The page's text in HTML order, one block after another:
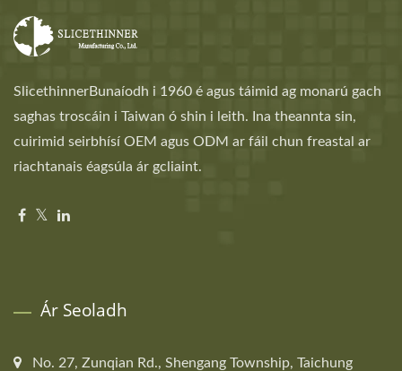
SlicethinnerBunaíodh i 1960 é agus táimid ag monarú gach
saghas troscáin i Taiwan ó shin i leith. Ina theannta sin,
cuirimid seirbhísí OEM agus ODM ar fáil chun freastal ar
riachtanais éagsúla ár gcliaint.
Ár Seoladh
No. 27, Zunqian Rd., Shengang Township, Taichung